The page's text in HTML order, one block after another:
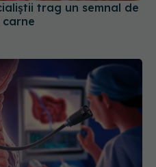
trag un semnal de